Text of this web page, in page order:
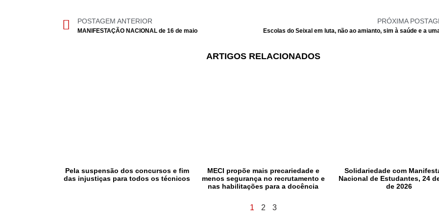
POSTAGEM ANTERIOR
MANIFESTAÇÃO NACIONAL de 16 de maio
PRÓXIMA
ARTIGOS RELACIONADOS
Pela suspensão dos concursos e fim
das injustiças para todos os técnicos
MECI propõe mais precariedade e
menos segurança no recrutamento e
nas habilitações para a docência
Solidariedade com
Nacional de Estudantes, 24
de 2026
1 2 3